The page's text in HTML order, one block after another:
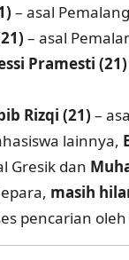
– asal Pemalang
– asal
Pramesti (21)
Rizqi (21) –
lainnya,
Gresik dan
masih
pencarian